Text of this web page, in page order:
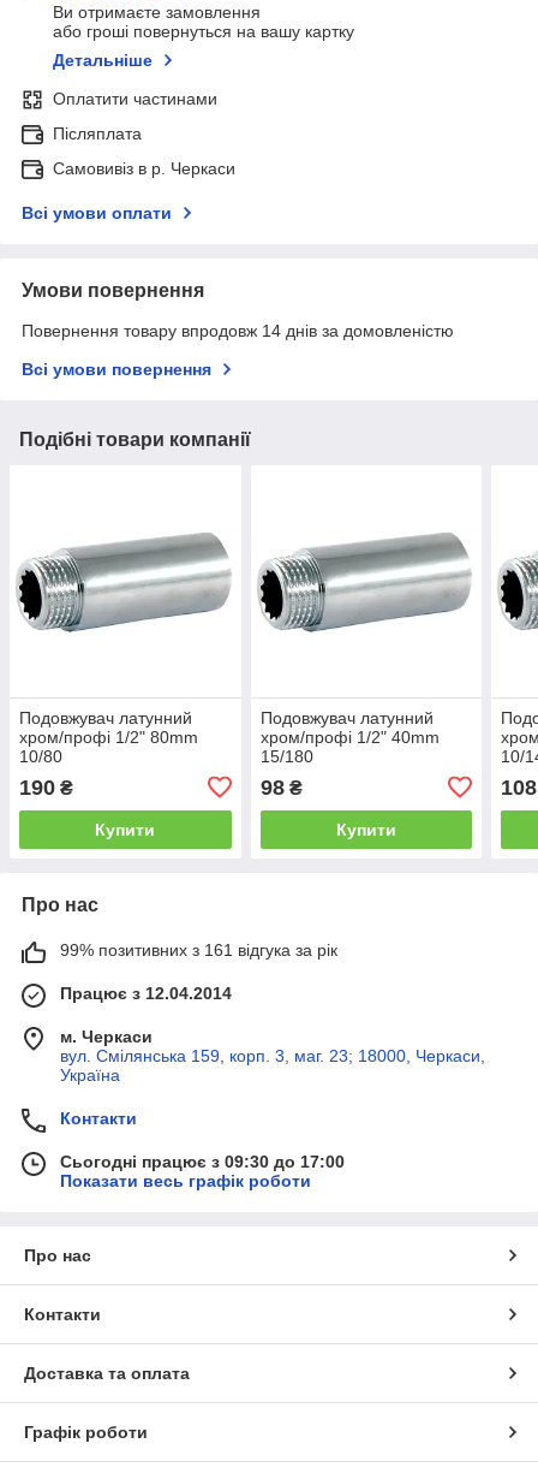
Ви отримаєте замовлення
або гроші повернуться на вашу картку
Детальніше
Оплатити частинами
Післяплата
Самовивіз в р. Черкаси
Всі умови оплати
Умови повернення
Повернення товару впродовж 14 днів за домовленістю
Всі умови повернення
Подібні товари компанії
Подовжувач латунний
хром/профі 1/2" 80mm
10/80
190 ₴
Купити
Подовжувач латунний
хром/профі 1/2" 40mm
15/180
98₴
Купити
10/
108
Про нас
99% позитивних з 161 відгука за рік
Працює з 12.04.2014
м. Черкаси
вул. Смілянська 159, корп. 3, маг. 23; 18000, Черкаси,
Україна
Контакти
Сьогодні працює з 09:30 до 17:00
Показати весь графік роботи
Про нас
Контакти
Доставка та оплата
Графік роботи